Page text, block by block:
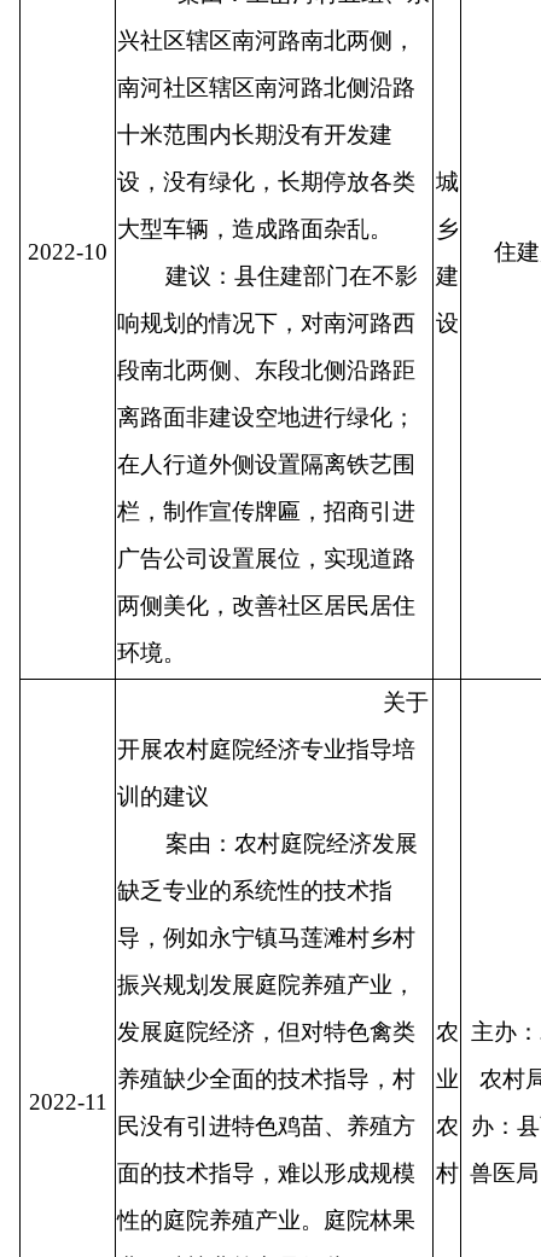
2022-10
兴社区辖区南河路南北两侧，
南河社区辖区南河路北侧沿路
十米范围内长期没有开发建
设，没有绿化，长期停放各类
大型车辆，造成路面杂乱。
建议：县住建部门在不影
响规划的情况下，对南河路西
段南北两侧、东段北侧沿路距
离路面非建设空地进行绿化；
在人行道外侧设置隔离铁艺围
栏，制作宣传牌匾，招商引进
广告公司设置展位，实现道路
两侧美化，改善社区居民居住
环境。
城
乡
建
设
住
2022-11
关于
开展农村庭院经济专业指导培
训的建议
案由：农村庭院经济发展
缺乏专业的系统性的技术指
导，例如永宁镇马莲滩村乡村
振兴规划发展庭院养殖产业，
发展庭院经济，但对特色禽类
养殖缺少全面的技术指导，村
民没有引进特色鸡苗、养殖方
面的技术指导，难以形成规模
性的庭院养殖产业。庭院林果
农
业
农
村
主办
农村
办：
兽